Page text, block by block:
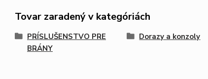
Tovar zaradený v kategóriách
PRÍSLUŠENSTVO PRE
BRÁNY
Dorazy a konzoly